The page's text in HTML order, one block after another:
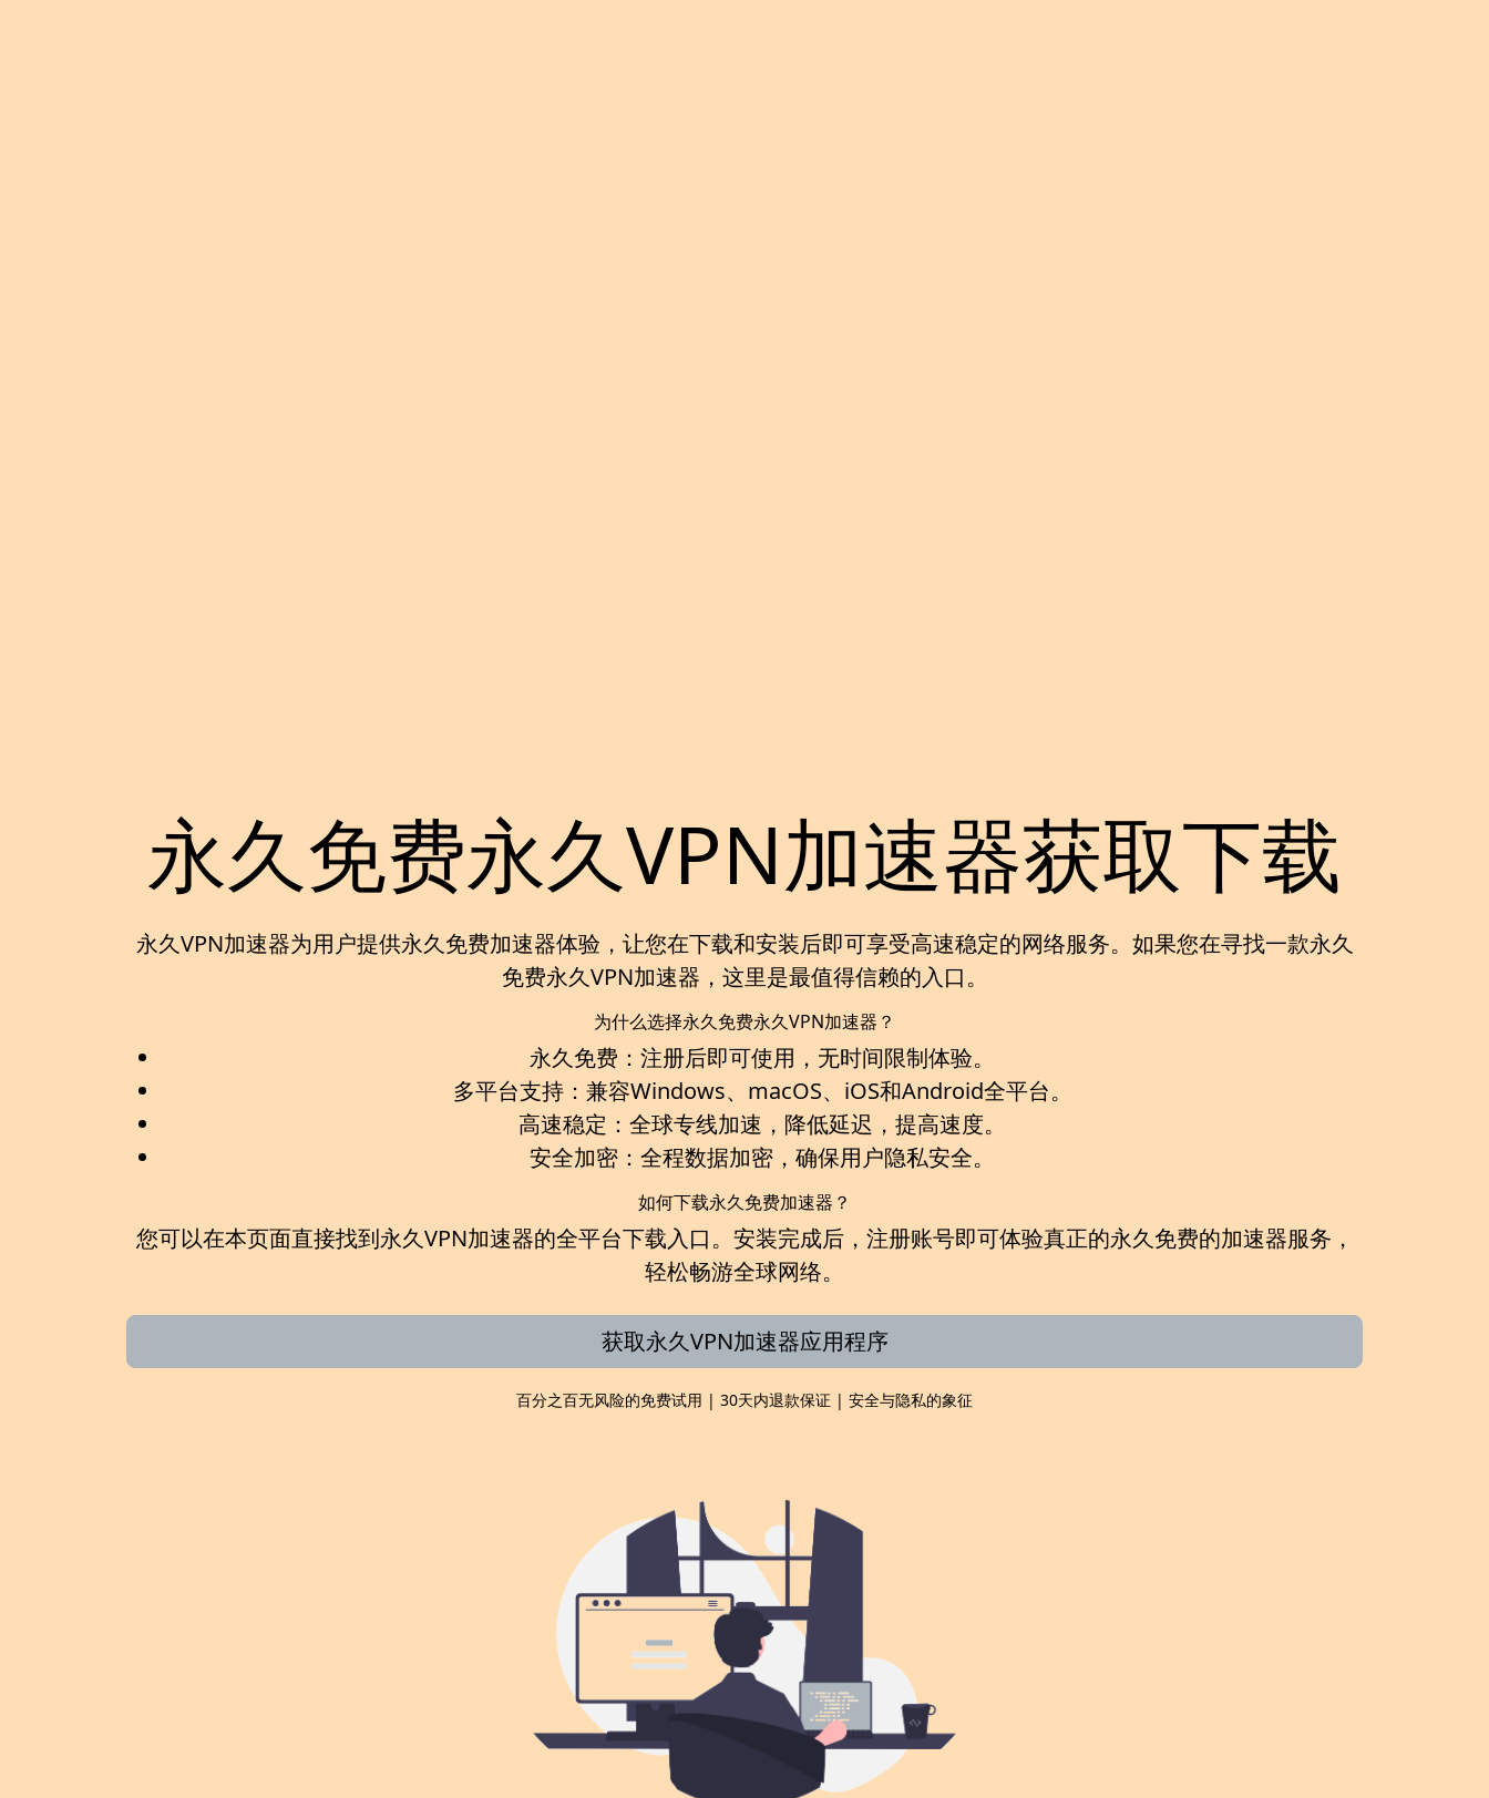
永久免费永久VPN加速器获取下载
永久VPN加速器为用户提供永久免费加速器体验，让您在下载和安装后即可享受高速稳定的网络服务。如果您在寻找一款永久
免费永久VPN加速器 ，这里是最值得信赖的入口。
为什么选择永久免费永久VPN加速器？
永久免费： 注册后即可使用，无时间限制体验。
多平台支持： 兼容Windows、macOS、iOS和Android全平台。
高速稳定： 全球专线加速，降低延迟，提高速度。
安全加密： 全程数据加密，确保用户隐私安全。
如何下载永久免费加速器？
您可以在本页面直接找到永久VPN加速器的全平台下载入口。安装完成后，注册账号即可体验真正的永久免费的加速器服务，
轻松畅游全球网络。
获取永久VPN加速器应用程序
百分之百无风险的免费试用 | 30天内退款保证 | 安全与隐私的象征